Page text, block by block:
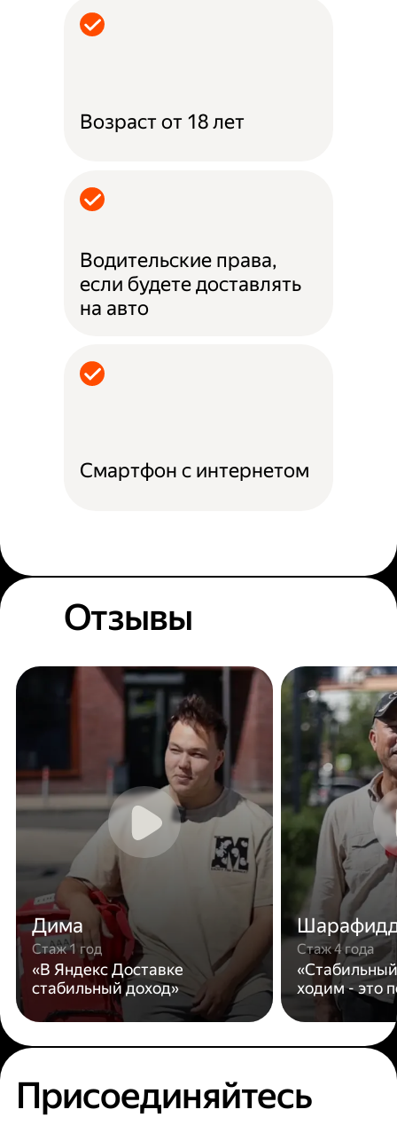
Возраст от 18 лет
Водительские права,
если будете доставлять
на авто
Смартфон с интернетом
Отзывы
Дима
Стаж 1 год
«В Яндекс Доставке
стабильный доход»
Стаж 4 года
ходим - это
Присоединяйтесь